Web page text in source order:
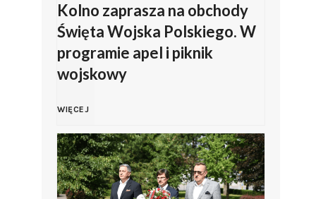
s
k
e
g
a
s
i
ń
s
Kolno zaprasza na obchody
Święta Wojska Polskiego. W
programie apel i piknik
wojskowy
WIĘCEJK
o
l